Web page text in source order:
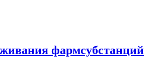
фармсубстанций